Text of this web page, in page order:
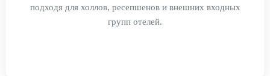
подходя для холлов, ресепшенов и внешних входных
групп отелей.